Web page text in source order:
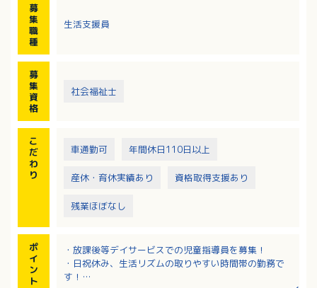
募
集
職
種
生活支援員
募
集
資
格
社会福祉士
こ
だ
わ
り
車通勤可 年間休日110日以上
産休・育休実績あり 資格取得支援あり
残業ほぼなし
ポ
イ
ン
ト
・放課後等デイサービスでの児童指導員を募集！
・日祝休み、生活リズムの取りやすい時間帯の勤務で
す！